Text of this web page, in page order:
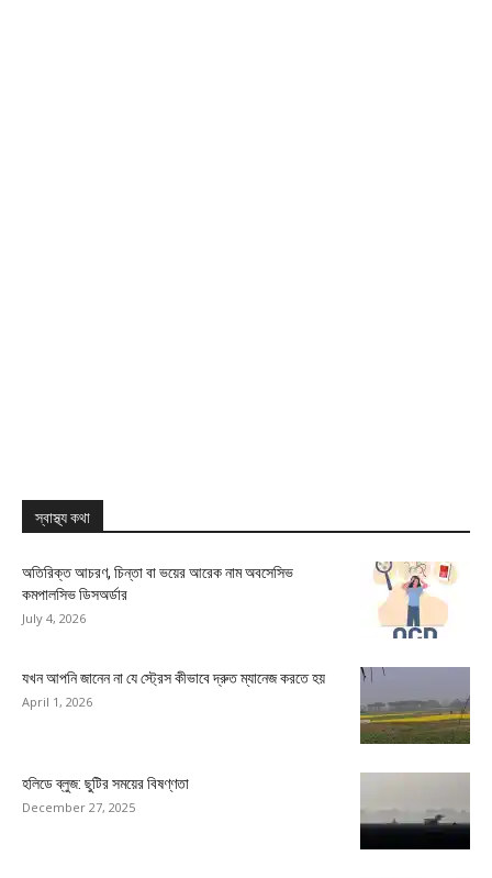
স্বাস্থ্য কথা
অতিরিক্ত আচরণ, চিন্তা বা ভয়ের আরেক নাম অবসেসিভ
কমপালসিভ ডিসঅর্ডার
July 4, 2026
যখন আপনি জানেন না যে স্ট্রেস কীভাবে দ্রুত ম্যানেজ করতে হয়
April 1, 2026
হলিডে ব্লুজ: ছুটির সময়ের বিষণ্ণতা
December 27, 2025